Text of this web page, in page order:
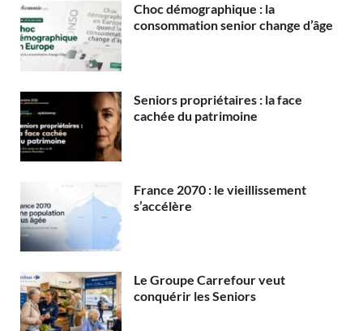
Choc démographique : la
consommation senior change d’âge
Seniors propriétaires : la face
cachée du patrimoine
France 2070 : le vieillissement
s’accélère
Le Groupe Carrefour veut
conquérir les Seniors